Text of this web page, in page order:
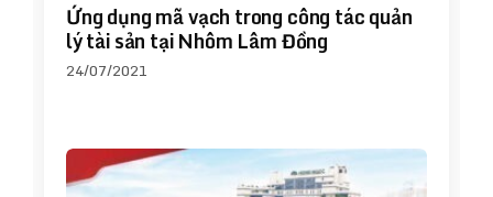
Ứng dụng mã vạch trong công tác quản
lý tài sản tại Nhôm Lâm Đồng
24/07/2021